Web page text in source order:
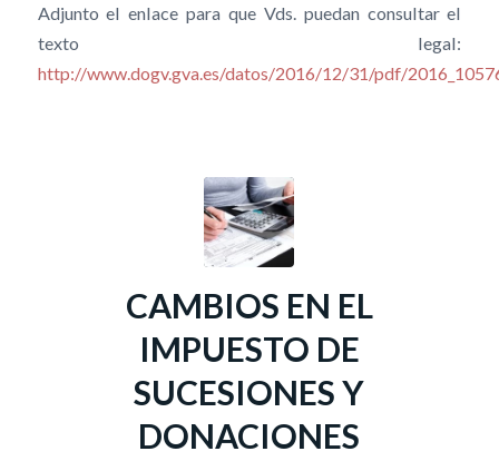
Adjunto el enlace para que Vds. puedan consultar el
texto legal:
http://www.dogv.gva.es/datos/2016/12/31/pdf/
CAMBIOS EN EL
IMPUESTO DE
SUCESIONES Y
DONACIONES